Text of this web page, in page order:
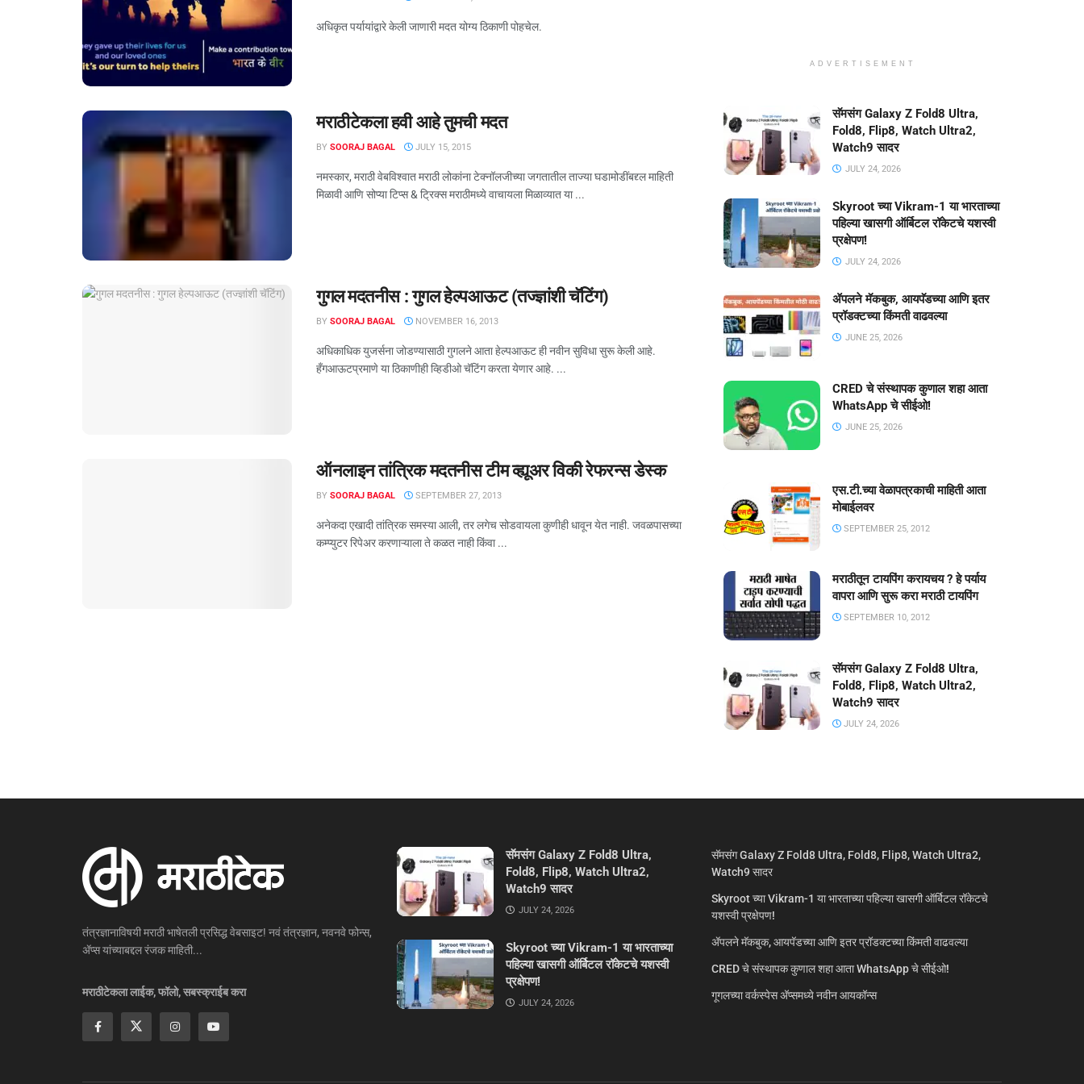
अधिकृत पर्यायांद्वारे केली जाणारी मदत योग्य ठिकाणी पोहचेल.
मराठीटेकला हवी आहे तुमची मदत
BY SOORAJ BAGAL JULY 15, 2015
नमस्कार, मराठी वेबविश्वात मराठी लोकांना टेक्नॉलजीच्या जगतातील ताज्या घडामोडींबद्द्ल माहिती
मिळावी आणि सोप्या टिप्स & ट्रिक्स मराठीमध्ये वाचायला मिळाव्यात या ...
गुगल मदतनीस : गुगल हेल्पआऊट (तज्ज्ञांशी चॅटिंग)
BY SOORAJ BAGAL NOVEMBER 16, 2013
अधिकाधिक युजर्सना जोडण्यासाठी गुगलने आता हेल्पआऊट ही नवीन सुविधा सुरू केली आहे.
हँगआऊटप्रमाणे या ठिकाणीही व्हिडीओ चॅटिंग करता येणार आहे. ...
ऑनलाइन तांत्रिक मदतनीस टीम व्ह्यूअर विकी रेफरन्स डेस्क
BY SOORAJ BAGAL SEPTEMBER 27, 2013
अनेकदा एखादी तांत्रिक समस्या आली, तर लगेच सोडवायला कुणीही धावून येत नाही. जवळपासच्या
कम्प्युटर रिपेअर करणाऱ्याला ते कळत नाही किंवा ...
ADVERTISEMENT
सॅमसंग Galaxy Z Fold8 Ultra,
Fold8, Flip8, Watch Ultra2,
Watch9 सादर
JULY 24, 2026
Skyroot च्या Vikram-1 या भारताच्या
पहिल्या खासगी ऑर्बिटल रॉकेटचे यशस्वी
प्रक्षेपण!
JULY 24, 2026
ॲपलने मॅकबुक, आयपॅडच्या आणि इतर
प्रॉडक्टच्या किंमती वाढवल्या
JUNE 25, 2026
CRED चे संस्थापक कुणाल शहा आता
WhatsApp चे सीईओ!
JUNE 25, 2026
एस.टी.च्या वेळापत्रकाची माहिती आता
मोबाईलवर
SEPTEMBER 25, 2012
मराठीतून टायपिंग करायचय ? हे पर्याय
वापरा आणि सुरू करा मराठी टायपिंग
SEPTEMBER 10, 2012
सॅमसंग Galaxy Z Fold8 Ultra,
Fold8, Flip8, Watch Ultra2,
Watch9 सादर
JULY 24, 2026
तंत्रज्ञानाविषयी मराठी भाषेतली प्रसिद्ध वेबसाइट! नवं तंत्रज्ञान, नवनवे फोन्स,
ॲप्स यांच्याबद्दल रंजक माहिती...
मराठीटेकला लाईक, फॉलो, सबस्क्राईब करा
सॅमसंग Galaxy Z Fold8 Ultra,
Fold8, Flip8, Watch Ultra2,
Watch9 सादर
JULY 24, 2026
Skyroot च्या Vikram-1 या भारताच्या
पहिल्या खासगी ऑर्बिटल रॉकेटचे यशस्वी
प्रक्षेपण!
JULY 24, 2026
सॅमसंग Galaxy Z Fold8 Ultra, Fold8, Flip8, Watch Ultra2,
Watch9 सादर
Skyroot च्या Vikram-1 या भारताच्या पहिल्या खासगी ऑर्बिटल रॉकेटचे
यशस्वी प्रक्षेपण!
ॲपलने मॅकबुक, आयपॅडच्या आणि इतर प्रॉडक्टच्या किंमती वाढवल्या
CRED चे संस्थापक कुणाल शहा आता WhatsApp चे सीईओ!
गूगलच्या वर्कस्पेस अ‍ॅप्समध्ये नवीन आयकॉन्स